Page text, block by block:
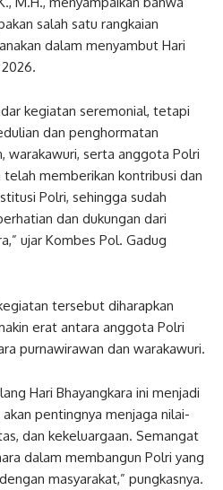
salah satu rangkaian
dalam menyambut Hari
kegiatan seremonial, tetapi
dan penghormatan
warakawuri, serta anggota Polri
memberikan kontribusi dan
Polri, sehingga sudah
dan dukungan dari
ujar Kombes Pol. Gadug
tersebut diharapkan
erat antara anggota Polri
purnawirawan dan warakawuri.
Hari Bhayangkara ini menjadi
pentingnya menjaga nilai-
dan kekeluargaan. Semangat
dalam membangun Polri yang
masyarakat,” pungkasnya.